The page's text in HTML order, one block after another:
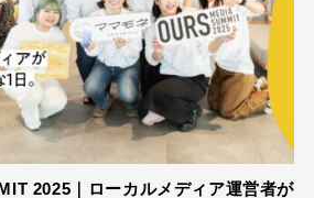
2025｜ローカルメディア運営者が